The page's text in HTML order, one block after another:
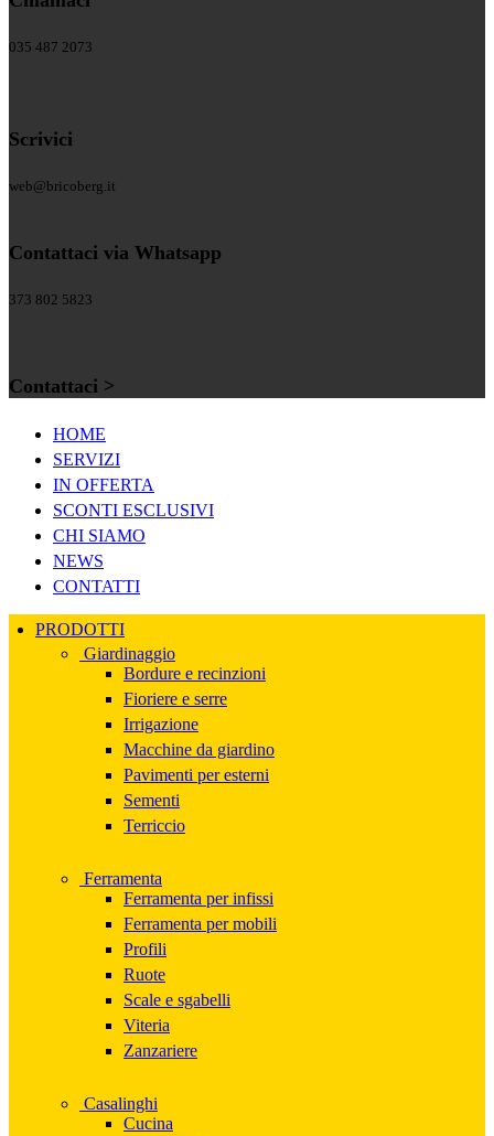
035 487 2073
Scrivici
web@bricoberg.it
Contattaci via Whatsapp
373 802 5823
Contattaci >
HOME
SERVIZI
IN OFFERTA
SCONTI ESCLUSIVI
CHI SIAMO
NEWS
CONTATTI
PRODOTTI
Giardinaggio
Bordure e recinzioni
Fioriere e serre
Irrigazione
Macchine da giardino
Pavimenti per esterni
Sementi
Terriccio
Ferramenta
Ferramenta per infissi
Ferramenta per mobili
Profili
Ruote
Scale e sgabelli
Viteria
Zanzariere
Casalinghi
Cucina